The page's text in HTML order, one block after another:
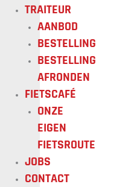
TRAITEUR
AANBOD
BESTELLING
BESTELLING
AFRONDEN
FIETSCAFÉ
ONZE
EIGEN
FIETSROUTE
JOBS
CONTACT